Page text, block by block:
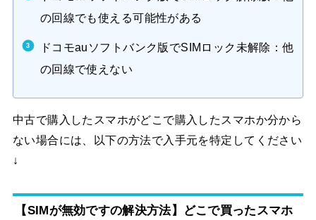
の回線でも使える可能性がある
ドコモauソフトバンク版でSIMロック未解除：他
の回線で使えない
中古で購入したスマホがどこで購入したスマホか分から
ない場合には、以下の方法で入手元を特定してください
↓
【SIMが無効ですの解決方法】どこで買ったスマホ